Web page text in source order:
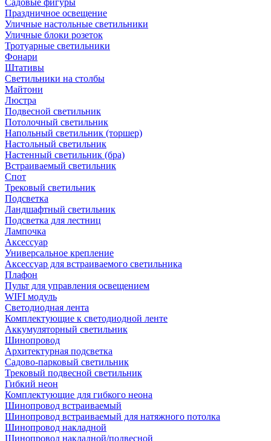
Садовые фигуры
Праздничное освещение
Уличные настольные светильники
Уличные блоки розеток
Тротуарные светильники
Фонари
Штативы
Светильники на столбы
Майтони
Люстра
Подвесной светильник
Потолочный светильник
Напольный светильник (торшер)
Настольный светильник
Настенный светильник (бра)
Встраиваемый светильник
Спот
Трековый светильник
Подсветка
Ландшафтный светильник
Подсветка для лестниц
Лампочка
Аксессуар
Универсальное крепление
Аксессуар для встраиваемого светильника
Плафон
Пульт для управления освещением
WIFI модуль
Светодиодная лента
Комплектующие к светодиодной ленте
Аккумуляторный светильник
Шинопровод
Архитектурная подсветка
Садово-парковый светильник
Трековый подвесной светильник
Гибкий неон
Комплектующие для гибкого неона
Шинопровод встраиваемый
Шинопровод встраиваемый для натяжного потолка
Шинопровод накладной
Шинопровод накладной/подвесной